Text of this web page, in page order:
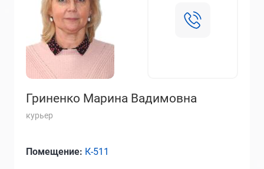
Гриненко Марина Вадимовна
курьер
Помещение: К-511